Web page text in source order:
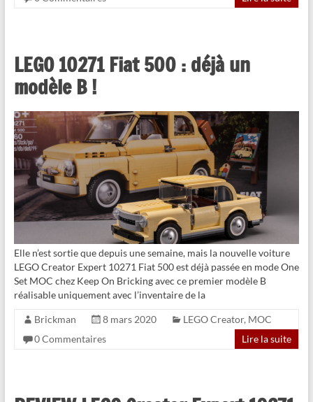
LEGO 10271 Fiat 500 : déjà un
modèle B !
Elle n’est sortie que depuis une semaine, mais la nouvelle voiture
LEGO Creator Expert 10271 Fiat 500 est déjà passée en mode One
Set MOC chez Keep On Bricking avec ce premier modèle B
réalisable uniquement avec l’inventaire de la
Brickman 8 mars 2020 LEGO Creator, MOC
0 Commentaires
Lire la suite